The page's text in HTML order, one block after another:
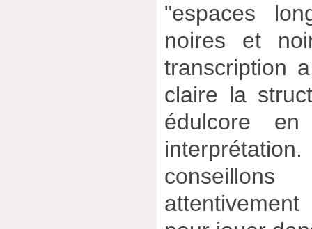
"espaces
noires et
transcription
claire la
édulcore en
attentivement